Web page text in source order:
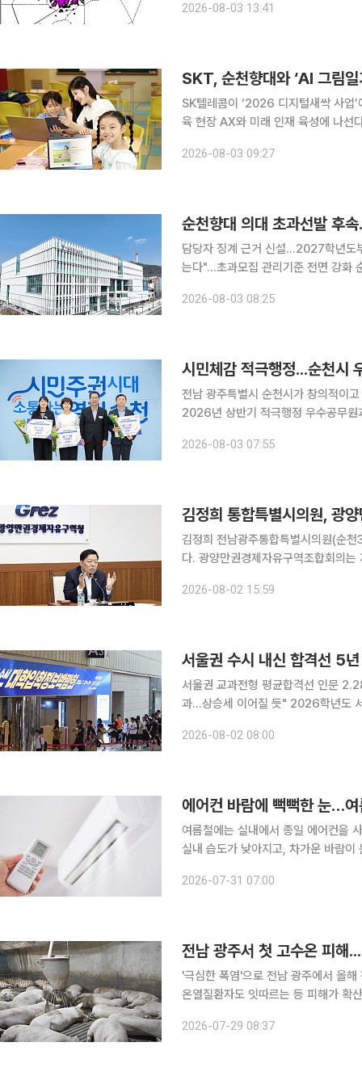
치솟았다. 경남 밀양 39.6도, 합천
2026-08-03 13:41
SKT, 순천향대와 ‘AI 그림일
SK텔레콤이 ‘2026 디지털새싹 사업
육 현장 AX와 미래 인재 육성에 나선
추진하고 한국과학창의재단이 전담하
2026-08-03 09:27
순천향대 의대 초과선발 후
담당자 징계 근거 신설…2027학년도
는다"…초과모집 관리기준 전면 강화 순천향대학교 의과대학이 2026학년도 신입생을 정원보다 11
초과모집이 발생할 경우 재정지원사
2026-08-03 08:25
시민체감 적극행정...순천시
전남 광주특별시 순천시가 창의적이
2026년 상반기 적극행정 우수공무원과 우수
2026-08-03 07:55
김정희 통합특별시의원, 광
김정희 전남광주통합특별시의원(순
다. 광양만권경제자유구역조합회의는 지난달 31일 제158회 임시회를 열고 신임 의장단을 선출했
은 철강·석유화학 등 주력 산업의 경
2026-08-02 15:59
서울권 수시 내신 합격선 5
서울권 교과전형 평균합격선 인문
과…상승세 이어질 듯" 2026학년도 서울권 대학 학생부교과전형 내신 합격선이 최근 5년 가운데
했다. 입시업계에서는 고3 학생 수 증
2026-08-02 08:00
에어컨 바람에 뻑뻑한 눈…
여름철에는 실내에서 종일 에어컨을
실내 습도가 낮아지고, 차가운 바람
보호받지 못하는 상태를 말한다. 눈물
2026-07-31 07:00
전남 광주서 첫 고수온 피
'극심한 폭염'으로 전남 광주에서 올해 첫 고
온열질환자도 잇따르는 등 피해가 확산하고 있다. 29일 전남 광주통합특
2026-07-29 08:37